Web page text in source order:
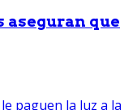
aseguran que